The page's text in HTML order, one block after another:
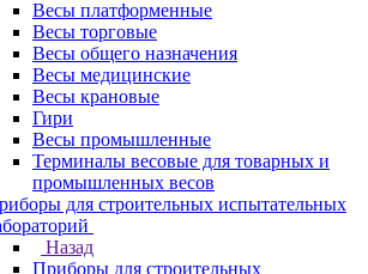
Весы платформенные
Весы торговые
Весы общего назначения
Весы медицинские
Весы крановые
Гири
Весы промышленные
Терминалы весовые для товарных и
промышленных весов
для строительных испытательных
Назад
Приборы для строительных